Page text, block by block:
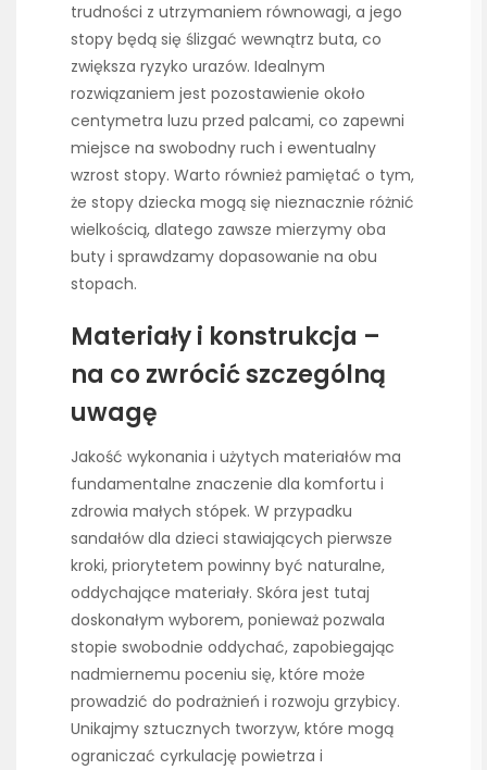
trudności z utrzymaniem równowagi, a jego
stopy będą się ślizgać wewnątrz buta, co
zwiększa ryzyko urazów. Idealnym
rozwiązaniem jest pozostawienie około
centymetra luzu przed palcami, co zapewni
miejsce na swobodny ruch i ewentualny
wzrost stopy. Warto również pamiętać o tym,
że stopy dziecka mogą się nieznacznie różnić
wielkością, dlatego zawsze mierzymy oba
buty i sprawdzamy dopasowanie na obu
stopach.
Materiały i konstrukcja –
na co zwrócić szczególną
uwagę
Jakość wykonania i użytych materiałów ma
fundamentalne znaczenie dla komfortu i
zdrowia małych stópek. W przypadku
sandałów dla dzieci stawiających pierwsze
kroki, priorytetem powinny być naturalne,
oddychające materiały. Skóra jest tutaj
doskonałym wyborem, ponieważ pozwala
stopie swobodnie oddychać, zapobiegając
nadmiernemu poceniu się, które może
prowadzić do podrażnień i rozwoju grzybicy.
Unikajmy sztucznych tworzyw, które mogą
ograniczać cyrkulację powietrza i